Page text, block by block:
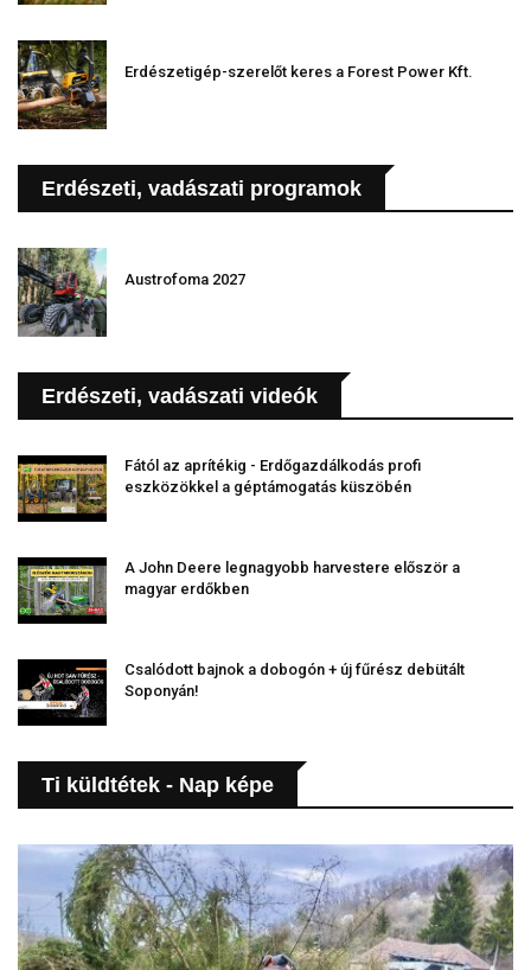
Erdészetigép-szerelőt keres a Forest Power Kft.
Erdészeti, vadászati programok
Austrofoma 2027
Erdészeti, vadászati videók
Fától az aprítékig - Erdőgazdálkodás profi
eszközökkel a géptámogatás küszöbén
A John Deere legnagyobb harvestere először a
magyar erdőkben
Csalódott bajnok a dobogón + új fűrész debütált
Soponyán!
Ti küldtétek - Nap képe